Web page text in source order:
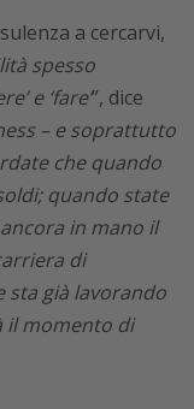
a cercarvi,
spesso
e ‘fare’”, dice
– e soprattutto
che quando
quando state
in mano il
di
sta già lavorando
il momento di